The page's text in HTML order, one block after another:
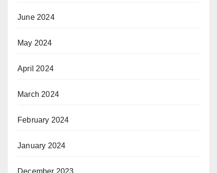
June 2024
May 2024
April 2024
March 2024
February 2024
January 2024